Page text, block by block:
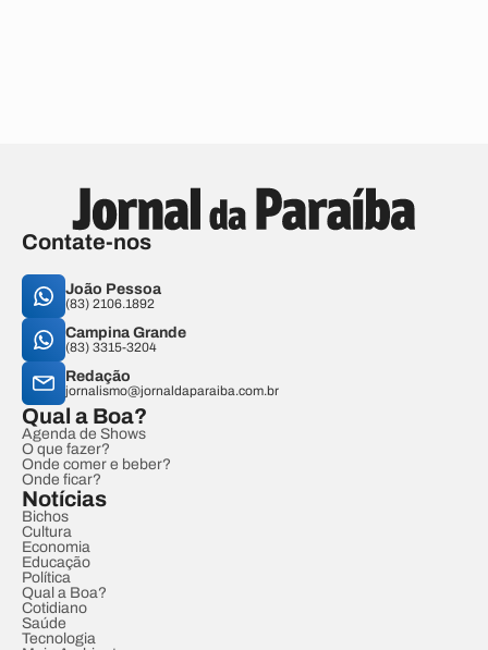
Contate-nos
João Pessoa
(83) 2106.1892
Campina Grande
(83) 3315-3204
Redação
jornalismo@jornaldaparaiba.com.br
Qual a Boa?
Agenda de Shows
O que fazer?
Onde comer e beber?
Onde ficar?
Notícias
Bichos
Cultura
Economia
Educação
Política
Qual a Boa?
Cotidiano
Saúde
Tecnologia